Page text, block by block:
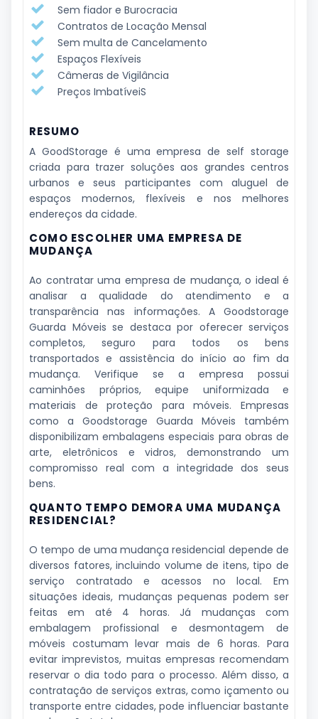
Sem fiador e Burocracia
Contratos de Locação Mensal
Sem multa de Cancelamento
Espaços Flexíveis
Câmeras de Vigilância
Preços ImbatíveiS
RESUMO
A GoodStorage é uma empresa de self storage
criada para trazer soluções aos grandes centros
urbanos e seus participantes com aluguel de
espaços modernos, flexíveis e nos melhores
endereços da cidade.
COMO ESCOLHER UMA EMPRESA DE
MUDANÇA
Ao contratar uma empresa de mudança, o ideal é
analisar a qualidade do atendimento e a
transparência nas informações. A Goodstorage
Guarda Móveis se destaca por oferecer serviços
completos, seguro para todos os bens
transportados e assistência do início ao fim da
mudança. Verifique se a empresa possui
caminhões próprios, equipe uniformizada e
materiais de proteção para móveis. Empresas
como a Goodstorage Guarda Móveis também
disponibilizam embalagens especiais para obras de
arte, eletrônicos e vidros, demonstrando um
compromisso real com a integridade dos seus
bens.
QUANTO TEMPO DEMORA UMA MUDANÇA
RESIDENCIAL?
O tempo de uma mudança residencial depende de
diversos fatores, incluindo volume de itens, tipo de
serviço contratado e acessos no local. Em
situações ideais, mudanças pequenas podem ser
feitas em até 4 horas. Já mudanças com
embalagem profissional e desmontagem de
móveis costumam levar mais de 6 horas. Para
evitar imprevistos, muitas empresas recomendam
reservar o dia todo para o processo. Além disso, a
contratação de serviços extras, como içamento ou
transporte entre cidades, pode influenciar bastante